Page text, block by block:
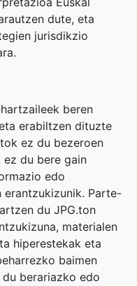
dute, eta
jurisdikzio
beren
erabiltzen dituzte
ez du bezeroen
du bere gain
edo
Parte-
du JPG.ton
materialen
hiperestekak eta
baimen
berariazko edo